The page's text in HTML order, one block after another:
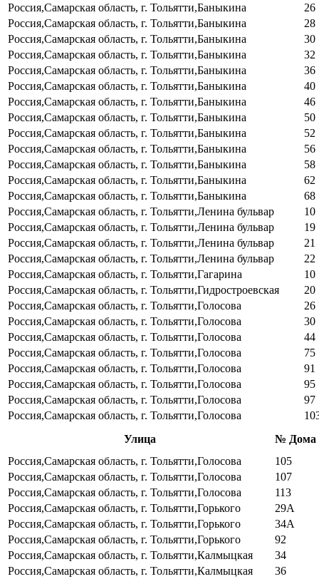
Россия,Самарская область, г. Тольятти,Баныкина
26
Россия,Самарская область, г. Тольятти,Баныкина
28
Россия,Самарская область, г. Тольятти,Баныкина
30
Россия,Самарская область, г. Тольятти,Баныкина
32
Россия,Самарская область, г. Тольятти,Баныкина
36
Россия,Самарская область, г. Тольятти,Баныкина
40
Россия,Самарская область, г. Тольятти,Баныкина
46
Россия,Самарская область, г. Тольятти,Баныкина
50
Россия,Самарская область, г. Тольятти,Баныкина
52
Россия,Самарская область, г. Тольятти,Баныкина
56
Россия,Самарская область, г. Тольятти,Баныкина
58
Россия,Самарская область, г. Тольятти,Баныкина
62
Россия,Самарская область, г. Тольятти,Баныкина
68
Россия,Самарская область, г. Тольятти,Ленина бульвар
10
Россия,Самарская область, г. Тольятти,Ленина бульвар
19
Россия,Самарская область, г. Тольятти,Ленина бульвар
21
Россия,Самарская область, г. Тольятти,Ленина бульвар
22
Россия,Самарская область, г. Тольятти,Гагарина
10
Россия,Самарская область, г. Тольятти,Гидростроевская
20
Россия,Самарская область, г. Тольятти,Голосова
26
Россия,Самарская область, г. Тольятти,Голосова
30
Россия,Самарская область, г. Тольятти,Голосова
44
Россия,Самарская область, г. Тольятти,Голосова
75
Россия,Самарская область, г. Тольятти,Голосова
91
Россия,Самарская область, г. Тольятти,Голосова
95
Россия,Самарская область, г. Тольятти,Голосова
97
Россия,Самарская область, г. Тольятти,Голосова
Улица
№ Дома
Россия,Самарская область, г. Тольятти,Голосова
105
Россия,Самарская область, г. Тольятти,Голосова
107
Россия,Самарская область, г. Тольятти,Голосова
113
Россия,Самарская область, г. Тольятти,Горького
29А
Россия,Самарская область, г. Тольятти,Горького
34А
Россия,Самарская область, г. Тольятти,Горького
92
Россия,Самарская область, г. Тольятти,Калмыцкая
34
Россия,Самарская область, г. Тольятти,Калмыцкая
36